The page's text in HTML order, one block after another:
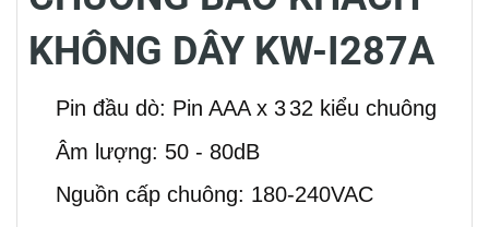
KHÔNG DÂY KW-I287A
Pin đầu dò: Pin AAA x 332 kiểu chuông
Âm lượng: 50 - 80dB
Nguồn cấp chuông: 180-240VAC